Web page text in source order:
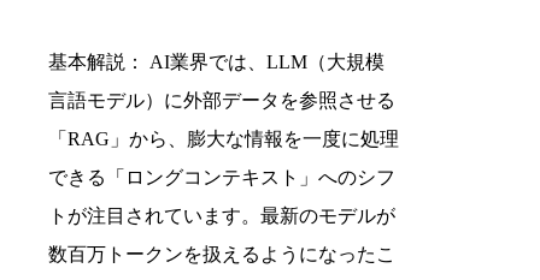
基本解説： AI業界では、LLM（大規模
言語モデル）に外部データを参照させる
「RAG」から、膨大な情報を一度に処理
できる「ロングコンテキスト」へのシフ
トが注目されています。最新のモデルが
数百万トークンを扱えるようになったこ